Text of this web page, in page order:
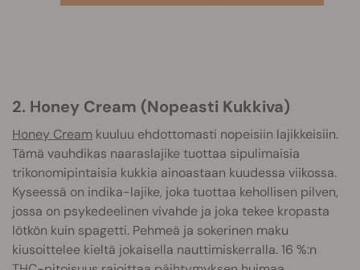
2. Honey Cream (Nopeasti Kukkiva)
Honey Cream kuuluu ehdottomasti nopeisiin lajikkeisiin.
Tämä vauhdikas naaraslajike tuottaa sipulimaisia
trikonomipintaisia kukkia ainoastaan kuudessa viikossa.
Kyseessä on indika-lajike, joka tuottaa kehollisen pilven,
jossa on psykedeelinen vivahde ja joka tekee kropasta
lötkön kuin spagetti. Pehmeä ja sokerinen maku
kiusoittelee kieltä jokaisella nauttimiskerralla. 16 %:n